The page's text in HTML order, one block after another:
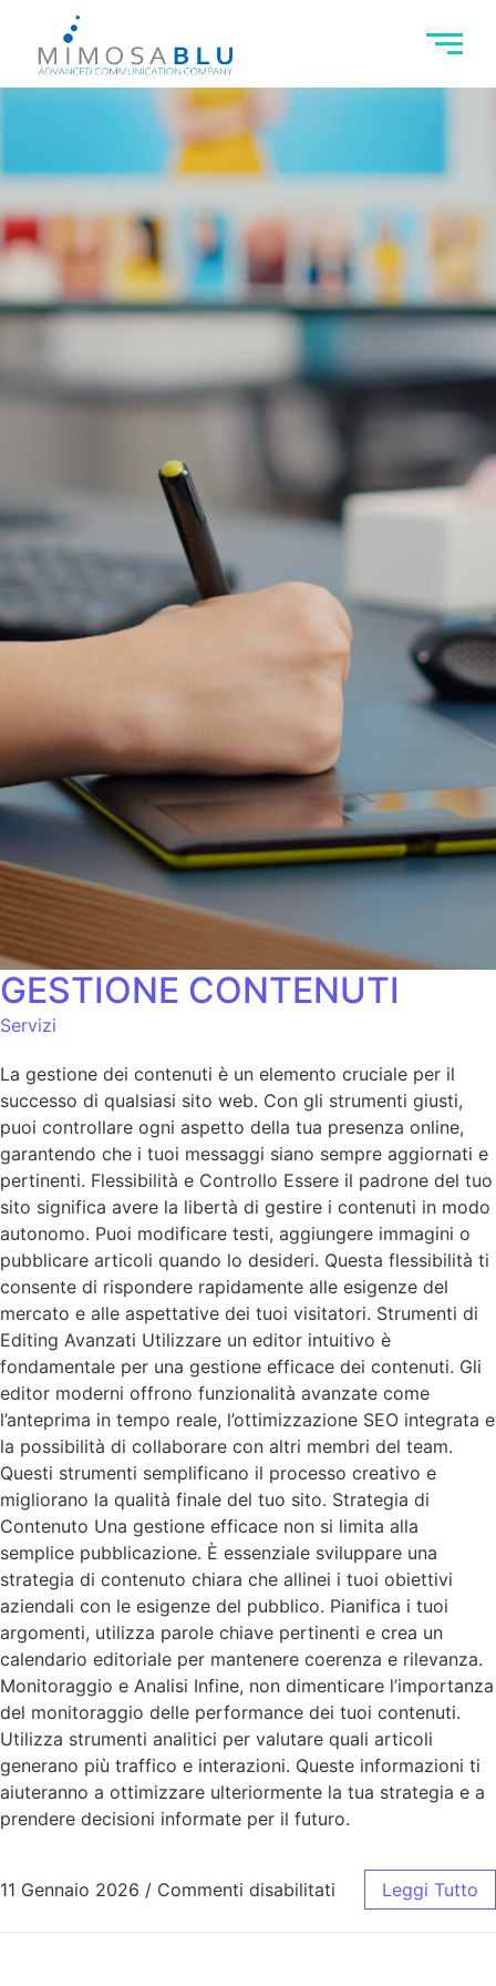
GESTIONE CONTENUTI
Servizi
La gestione dei contenuti è un elemento cruciale per il
successo di qualsiasi sito web. Con gli strumenti giusti,
puoi controllare ogni aspetto della tua presenza online,
garantendo che i tuoi messaggi siano sempre aggiornati e
pertinenti. Flessibilità e Controllo Essere il padrone del tuo
sito significa avere la libertà di gestire i contenuti in modo
autonomo. Puoi modificare testi, aggiungere immagini o
pubblicare articoli quando lo desideri. Questa flessibilità ti
consente di rispondere rapidamente alle esigenze del
mercato e alle aspettative dei tuoi visitatori. Strumenti di
Editing Avanzati Utilizzare un editor intuitivo è
fondamentale per una gestione efficace dei contenuti. Gli
editor moderni offrono funzionalità avanzate come
l’anteprima in tempo reale, l’ottimizzazione SEO integrata e
la possibilità di collaborare con altri membri del team.
Questi strumenti semplificano il processo creativo e
migliorano la qualità finale del tuo sito. Strategia di
Contenuto Una gestione efficace non si limita alla
semplice pubblicazione. È essenziale sviluppare una
strategia di contenuto chiara che allinei i tuoi obiettivi
aziendali con le esigenze del pubblico. Pianifica i tuoi
argomenti, utilizza parole chiave pertinenti e crea un
calendario editoriale per mantenere coerenza e rilevanza.
Monitoraggio e Analisi Infine, non dimenticare l’importanza
del monitoraggio delle performance dei tuoi contenuti.
Utilizza strumenti analitici per valutare quali articoli
generano più traffico e interazioni. Queste informazioni ti
aiuteranno a ottimizzare ulteriormente la tua strategia e a
prendere decisioni informate per il futuro.
11 Gennaio 2026 / Commenti disabilitati Leggi Tutto